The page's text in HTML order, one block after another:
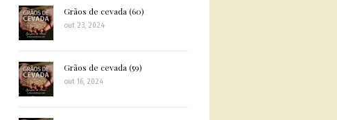
Grãos de cevada (60)
out 23, 2024
Grãos de cevada (59)
out 16, 2024